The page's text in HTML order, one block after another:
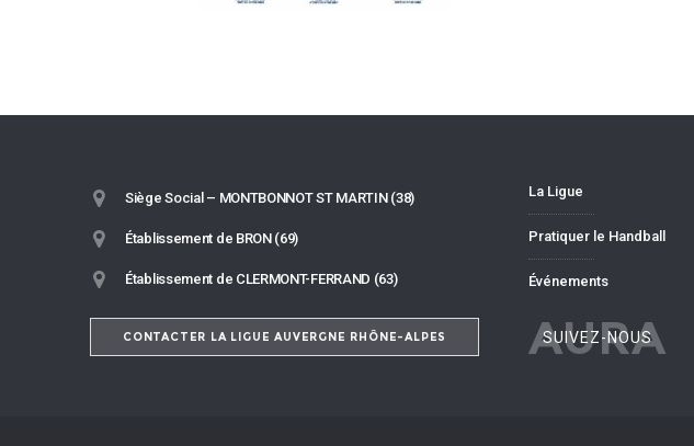
Siège Social – MONTBONNOT ST MARTIN (38)
Établissement de BRON (69)
Établissement de CLERMONT-FERRAND (63)
CONTACTER LA LIGUE AUVERGNE RHÔNE-ALPES
La Ligue
Pratiquer le Handball
Événements
AURA
SUIVEZ-NOUS